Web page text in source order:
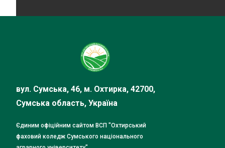
вул. Сумська, 46, м. Охтирка, 42700,
Сумська область, Україна
Єдиним офіційним сайтом ВСП "Охтирський
фаховий коледж Сумського національного